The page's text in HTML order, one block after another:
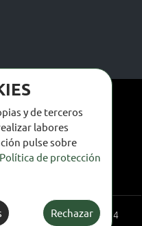
S.A.U. - 976 14
y de terceros
labores
pulse sobre
Política de protección
Rechazar